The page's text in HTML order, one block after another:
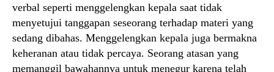
verbal seperti menggelengkan kepala saat tidak
menyetujui tanggapan seseorang terhadap materi yang
sedang dibahas. Menggelengkan kepala juga bermakna
keheranan atau tidak percaya. Seorang atasan yang
memanggil bawahannya untuk menegur karena telah